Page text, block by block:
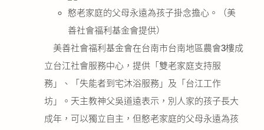
憨老家庭的父母永遠為孩子掛念擔心。（美
善社會福利基金會提供）
美善社會福利基金會在台南市台南地區農會3樓成
立台江社會服務中心，提供「雙老家庭支持服
務」、「失能者到宅沐浴服務」及「台江工作
坊」。天主教神父吳道遠表示，別人家的孩子長大
成年，可以獨立自主，但憨老家庭的父母永遠為孩